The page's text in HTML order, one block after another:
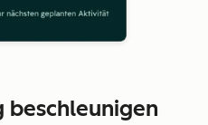
beschleunigen